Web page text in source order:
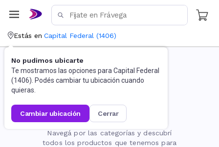
Estás en Capital Federal (1406)
No pudimos ubicarte
Te mostramos las opciones para Capital Federal
(1406). Podés cambiar tu ubicación cuando
quieras.
cambiar ubicación cerrar
La página no existe
Navegá por las categorías y descubrí
todos los productos que tenemos para